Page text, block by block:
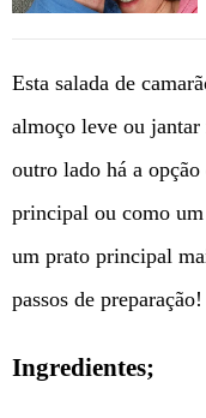
Esta salada de
almoço leve ou
outro lado há a
principal ou como um
um prato principal
passos de preparação!
Ingredientes;